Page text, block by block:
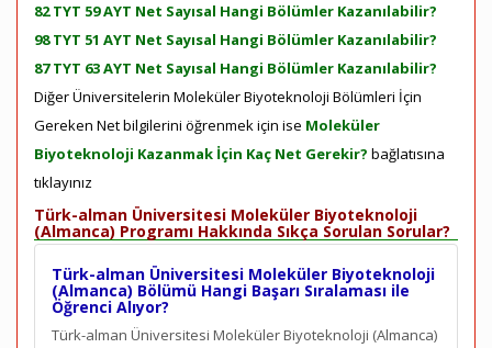
82 TYT 59 AYT Net Sayısal Hangi Bölümler Kazanılabilir?
98 TYT 51 AYT Net Sayısal Hangi Bölümler Kazanılabilir?
87 TYT 63 AYT Net Sayısal Hangi Bölümler Kazanılabilir?
Diğer Üniversitelerin Moleküler Biyoteknoloji Bölümleri İçin
Gereken Net bilgilerini öğrenmek için ise Moleküler
Biyoteknoloji Kazanmak İçin Kaç Net Gerekir? bağlatısına
tıklayınız
Türk-alman Üniversitesi Moleküler Biyoteknoloji
(Almanca) Programı Hakkında Sıkça Sorulan Sorular?
Türk-alman Üniversitesi Moleküler Biyoteknoloji
(Almanca) Bölümü Hangi Başarı Sıralaması ile
Öğrenci Alıyor?
Türk-alman Üniversitesi Moleküler Biyoteknoloji (Almanca)